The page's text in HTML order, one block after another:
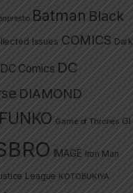
Batman Black
Issues COMICS Dark
DC Comics DC
DIAMOND
FUNKO Game of Thrones GI
IMAGE Iron Man
League KOTOBUKIYA